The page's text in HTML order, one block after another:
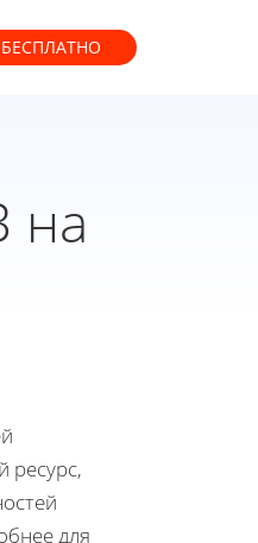
БЕСПЛАТНО
на
ресурс,
для